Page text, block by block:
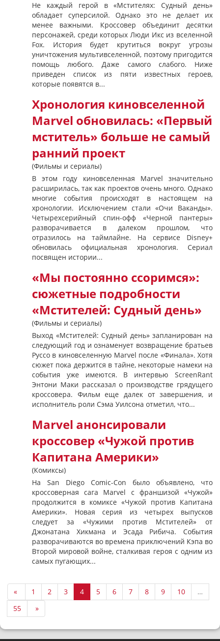
Не каждый герой в «Мстителях: Судный день»
обладает суперсилой. Однако это не делает их
менее важными. Кроссовер объединит десятки
персонажей, среди которых Люди Икс из вселенной
Fox. История будет крутиться вокруг угрозы
уничтожения мультивселенной, поэтому пригодится
помощь любого. Даже самого слабого. Ниже
приведен список из пяти известных героев,
которые появятся в...
Хронология киновселенной
Marvel обновилась: «Первый
мститель» больше не самый
ранний проект
(Фильмы и сериалы)
В этом году киновселенная Marvel значительно
расширилась, так как проектов очень много. Однако
многие события происходят в настоящем на
хронологии. Исключением стали «Очи Ваканды».
Четырехсерийный спин-офф «Черной пантеры»
разворачивается в далеком прошлом, что
отразилось на таймлайне. На сервисе Disney+
обновилась официальная хронология. Сериал
посвящен истории...
«Мы постоянно ссоримся»:
сюжетные подробности
«Мстителей: Судный день»
(Фильмы и сериалы)
Выход «Мстителей: Судный день» запланирован на
следующий год и ознаменует возвращение братьев
Руссо в киновселенную Marvel после «Финала». Хотя
сюжет пока держится в тайне, некоторые намеки на
события уже имеются. В интервью ScreenRant
Энтони Маки рассказал о производстве грядущего
кроссовера. Фильм еще далек от завершения, и
исполнитель роли Сэма Уилсона отметил, что...
Marvel анонсировали
кроссовер «Чужой против
Капитана Америки»
(Комиксы)
На San Diego Comic-Con было объявлено, что
кроссоверная сага Marvel с франшизой «Чужой»
продолжится в комиксе «Чужой против Капитана
Америки». Новая серия из четырех выпусков
следует за «Чужими против Мстителей» от
Джонатана Хикмана и Эсада Рибича. События
разворачиваются во времена приключений Кэпа во
Второй мировой войне, сталкивая героя с одним из
самых пугающих...
« 1 2 3 4 5 6 7 8 9 10
…
55
»